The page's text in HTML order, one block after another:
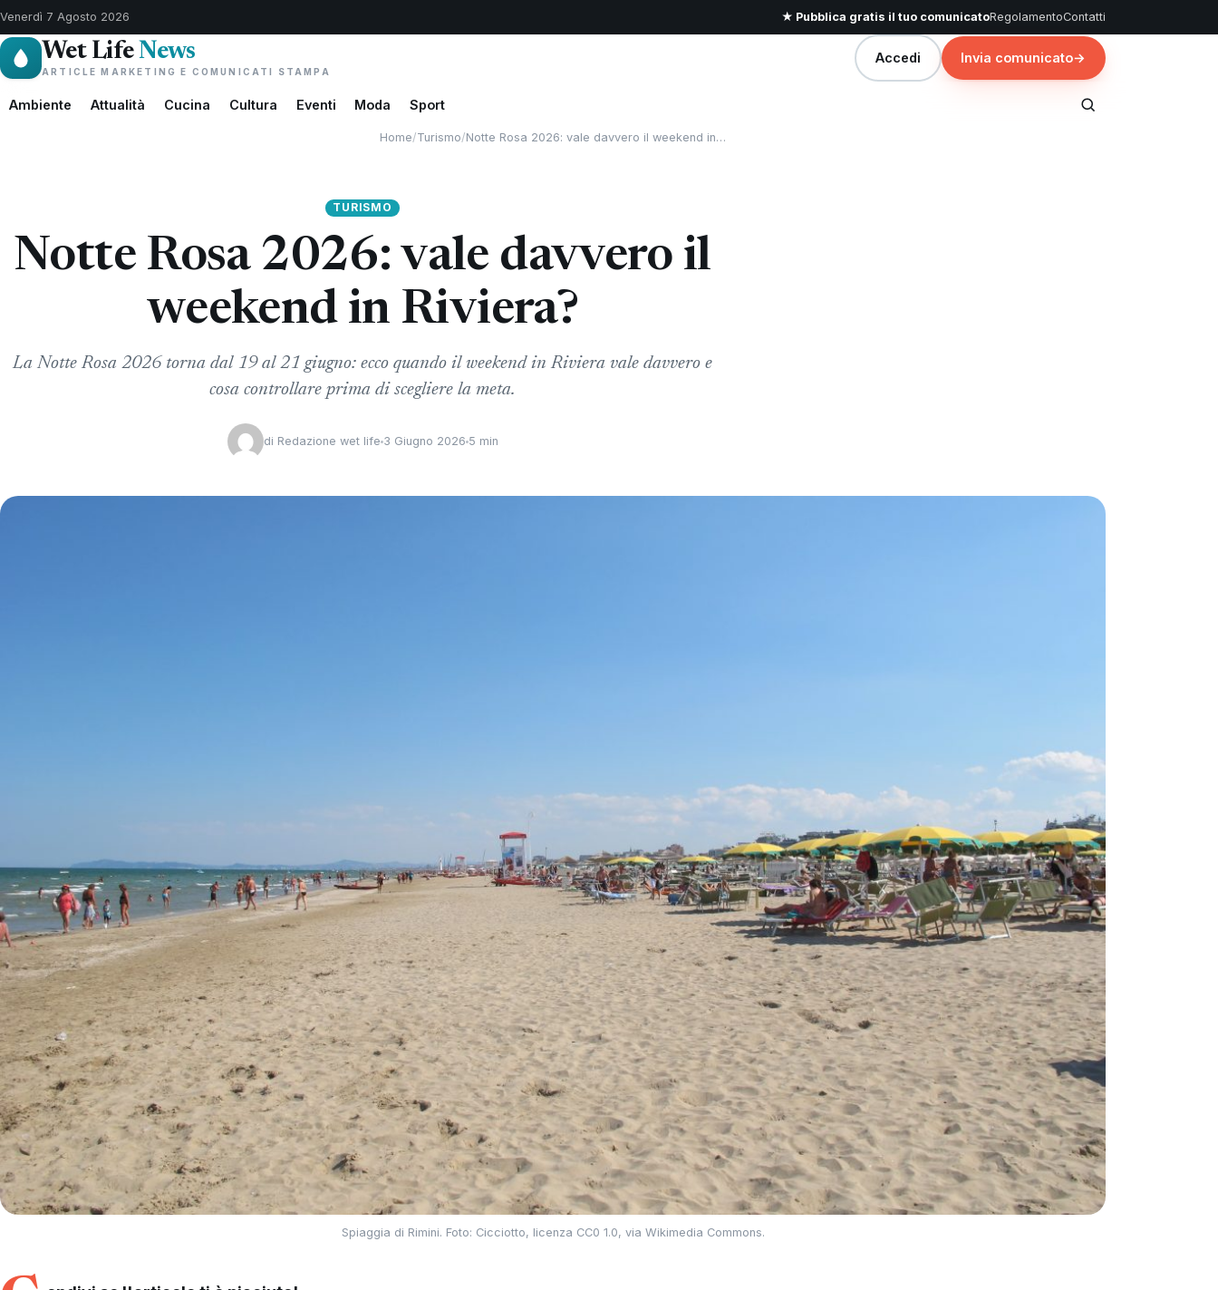
Venerdì 7 Agosto 2026 ★ Pubblica gratis il tuo comunicatoRegolamentoContatti
Wet LifeNews
ARTICLE MARKETING E COMUNICATI STAMPA
Accedi Invia comunicato→
Ambiente Attualità Cucina Cultura Eventi Moda Sport
Home/Turismo/Notte Rosa 2026: vale davvero il weekend in…
TURISMO
Notte Rosa 2026: vale davvero il
weekend in Riviera?
La Notte Rosa 2026 torna dal 19 al 21 giugno: ecco quando il weekend in Riviera vale davvero e
cosa controllare prima di scegliere la meta.
di Redazione wet life 3 Giugno 2026 5 min
Spiaggia di Rimini. Foto: Cicciotto, licenza CC0 1.0, via Wikimedia Commons.